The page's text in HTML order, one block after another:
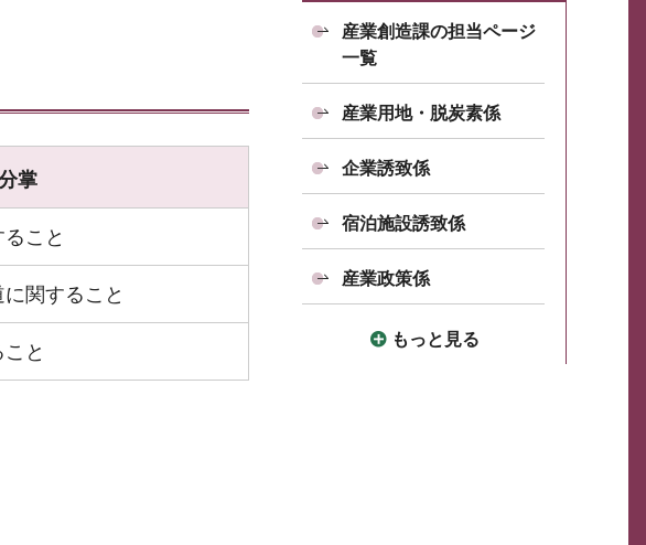
掌
こと
関すること
と
産業創造課の担当ページ
一覧
産業用地・脱炭素係
企業誘致係
宿泊施設誘致係
産業政策係
もっと見る